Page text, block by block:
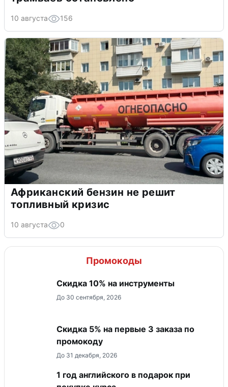
10 августа 156
Африканский бензин не решит
топливный кризис
10 августа 0
Промокоды
Скидка 10% на инструменты
До 30 сентября, 2026
Скидка 5% на первые 3 заказа по
промокоду
До 31 декабря, 2026
1 год английского в подарок при